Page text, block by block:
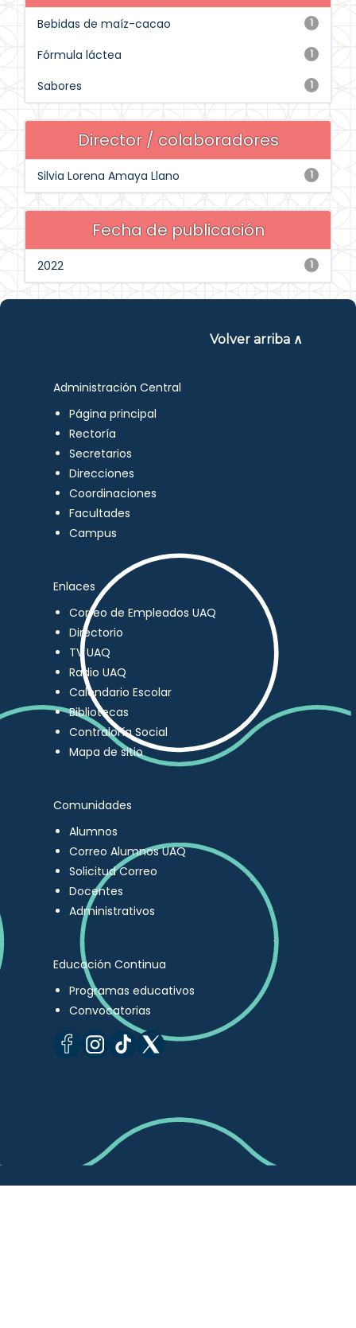
1
Bebidas de maíz-cacao
1
Fórmula láctea
1
Sabores
Director / colaboradores
1
Silvia Lorena Amaya Llano
Fecha de publicación
1
2022
Volver arriba ∧
Administración Central
Página principal
Rectoría
Secretarios
Direcciones
Coordinaciones
Facultades
Campus
Enlaces
Correo de Empleados UAQ
Directorio
TV UAQ
Radio UAQ
Calendario Escolar
Bibliotecas
Contraloría Social
Mapa de sitio
Comunidades
Alumnos
Correo Alumnos UAQ
Solicitud Correo
Docentes
Administrativos
Educación Continua
Programas educativos
Convocatorias